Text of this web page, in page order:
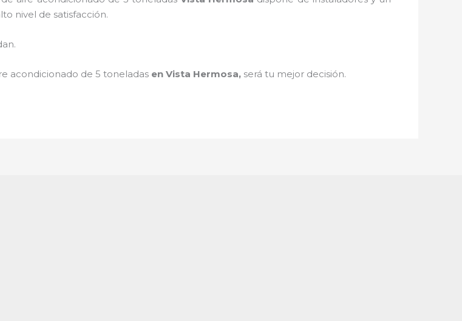
nivel de satisfacción.
acondicionado de 5 toneladas en Vista Hermosa, será tu mejor decisión.